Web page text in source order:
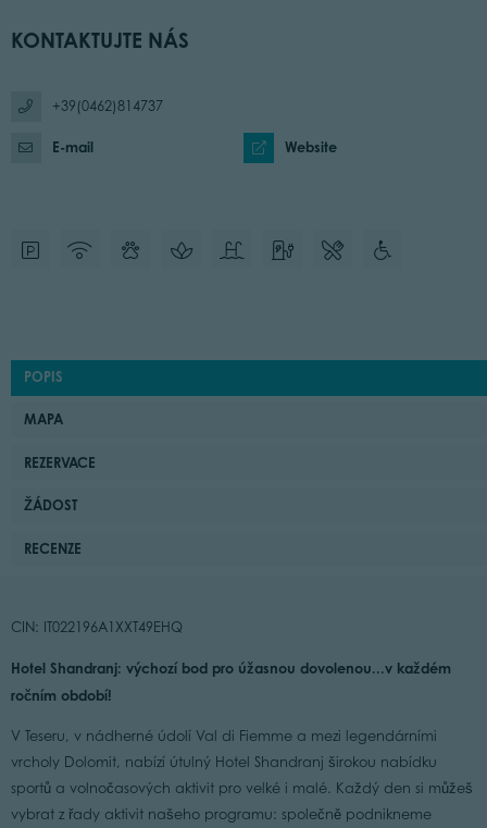
KONTAKTUJTE NÁS
+39(0462)814737
E-mail Website
POPIS
MAPA
REZERVACE
ŽÁDOST
RECENZE
CIN: IT022196A1XXT49EHQ
Hotel Shandranj: výchozí bod pro úžasnou dovolenou...v každém
ročním období!
V Teseru, v nádherné údolí Val di Fiemme a mezi legendárními
vrcholy Dolomit, nabízí útulný Hotel Shandranj širokou nabídku
sportů a volnočasových aktivit pro velké i malé. Každý den si můžeš
vybrat z řady aktivit našeho programu: společně podnikneme